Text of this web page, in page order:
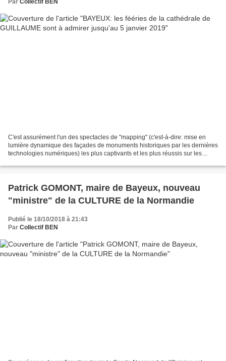
Par Collectif BEN
C'est assurément l'un des spectacles de "mapping" (c'est-à-dire: mise en
lumière dynamique des façades de monuments historiques par les dernières
technologies numériques) les plus captivants et les plus réussis sur les
Patrick GOMONT, maire de Bayeux, nouveau
"ministre" de la CULTURE de la Normandie
Publié le 18/10/2018 à 21:43
Par Collectif BEN